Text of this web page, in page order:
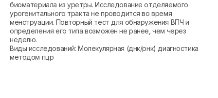
биоматериала из уретры. Исследование отделяемого
урогенитального тракта не проводится во время
менструации. Повторный тест для обнаружения ВПЧ и
определения его типа возможен не ранее, чем через
неделю.
Виды исследований: Молекулярная (днк/рнк) диагностика
методом пцр